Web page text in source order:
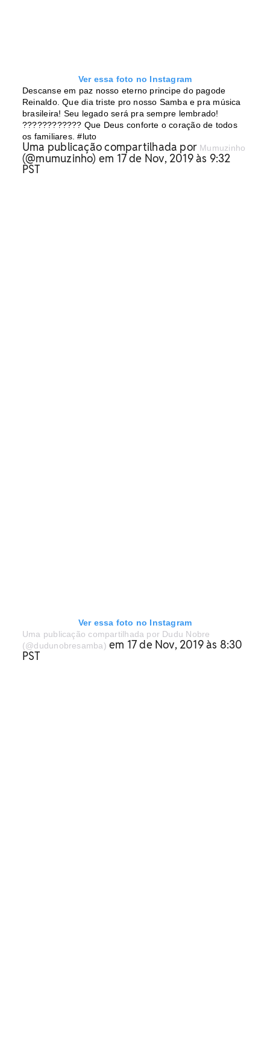
Ver essa foto no Instagram
Descanse em paz nosso eterno principe do pagode
Reinaldo. Que dia triste pro nosso Samba e pra música
brasileira! Seu legado será pra sempre lembrado!
???????????? Que Deus conforte o coração de todos
os familiares. #luto
Uma publicação compartilhada por Mumuzinho
(@mumuzinho) em 17 de Nov, 2019 às 9:32
PST
Ver essa foto no Instagram
Uma publicação compartilhada por Dudu Nobre
(@dudunobresamba) em 17 de Nov, 2019 às 8:30
PST